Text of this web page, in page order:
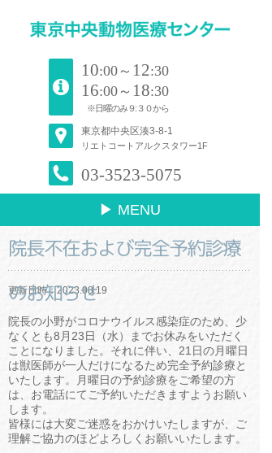
10:00～ 12:30
16:00～ 18:30
※日曜のみ９:３０から
東京都中央区湊3-8-1
リエトコートアルクスタワー1F
03-3523-5075
▶ MENU
院長不在および完全予約診療
のお知らせ
更新日時：2023.08.19
院長の小野がコロナウイルス感染症のため、少
なくとも8月23日（水）までお休みをいただく
ことになりました。それに伴い、21日の月曜日
は獣医師が一人だけになるため完全予約診療と
いたします。月曜日の予約診療をご希望の方
は、お電話にてご予約いただきますようお願い
します。
皆様には大変ご迷惑をおかけいたしますが、ご
理解ご協力のほどよろしくお願いいたします。